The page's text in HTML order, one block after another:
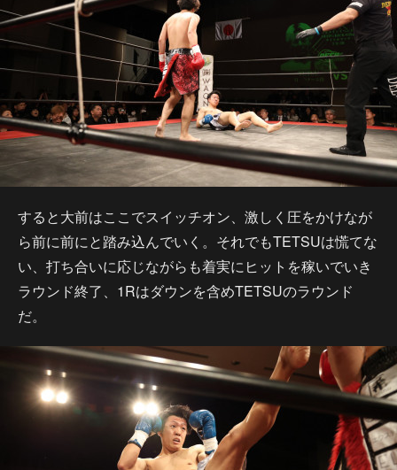
すると大前はここでスイッチオン、激しく圧をかけなが
ら前に前にと踏み込んでいく。それでもTETSUは慌てな
い、打ち合いに応じながらも着実にヒットを稼いでいき
ラウンド終了、1Rはダウンを含めTETSUのラウンド
だ。